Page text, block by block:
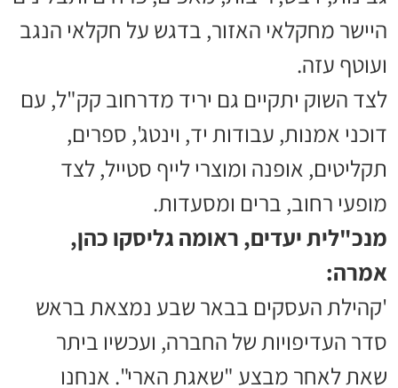
היישר מחקלאי האזור, בדגש על חקלאי הנגב
ועוטף עזה.
לצד השוק יתקיים גם יריד מדרחוב קק"ל, עם
דוכני אמנות, עבודות יד, וינטג', ספרים,
תקליטים, אופנה ומוצרי לייף סטייל, לצד
מופעי רחוב, ברים ומסעדות.
מנכ"לית יעדים, ראומה גליסקו כהן,
אמרה:
'קהילת העסקים בבאר שבע נמצאת בראש
סדר העדיפויות של החברה, ועכשיו ביתר
שאת לאחר מבצע "שאגת הארי". אנחנו